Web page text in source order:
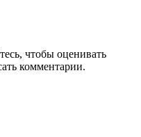
чтобы оценивать
комментарии.